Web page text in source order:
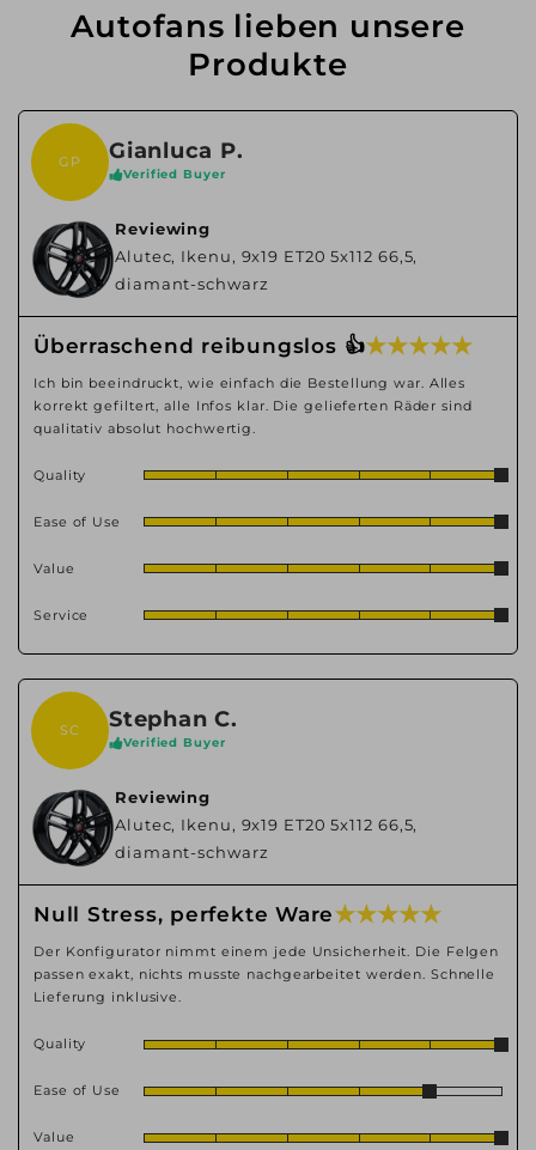
Autofans lieben unsere
Produkte
GP Gianluca P.
Verified Buyer
Reviewing
Alutec, Ikenu, 9x19 ET20 5x112 66,5,
diamant-schwarz
Überraschend reibungslos 👍★ ★ ★ ★ ★
Ich bin beeindruckt, wie einfach die Bestellung war. Alles
korrekt gefiltert, alle Infos klar. Die gelieferten Räder sind
qualitativ absolut hochwertig.
Quality
Ease of Use
Value
Service
SC Stephan C.
Verified Buyer
Reviewing
Alutec, Ikenu, 9x19 ET20 5x112 66,5,
diamant-schwarz
Null Stress, perfekte Ware★ ★ ★ ★ ★
Der Konfigurator nimmt einem jede Unsicherheit. Die Felgen
passen exakt, nichts musste nachgearbeitet werden. Schnelle
Lieferung inklusive.
Quality
Ease of Use
Value